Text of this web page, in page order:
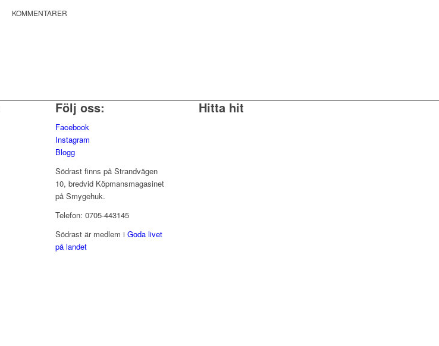
KOMMENTARER
Följ oss:
Facebook
Instagram
Blogg
Södrast finns på Strandvägen
10, bredvid Köpmansmagasinet
på Smygehuk.
Telefon: 0705-443145
Södrast är medlem iGoda livet
på landet
Hitta hit